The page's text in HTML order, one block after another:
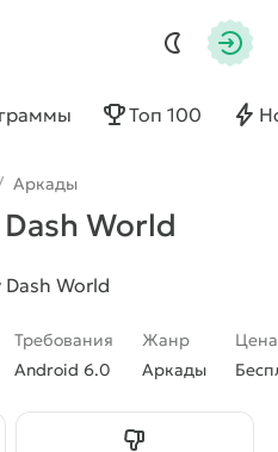
Топ 100
Аркады
World
Требования
Android 6.0
Жанр
Аркады
Цена